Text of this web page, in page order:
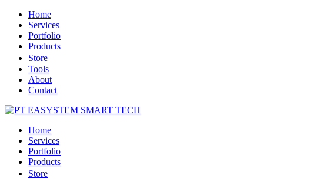
Home
Services
Portfolio
Products
Store
Tools
About
Contact
Home
Services
Portfolio
Products
Store